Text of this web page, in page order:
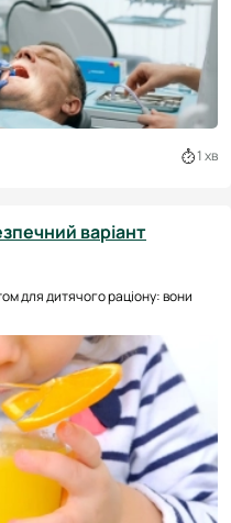
1 хв
варіант
для дитячого раціону: вони